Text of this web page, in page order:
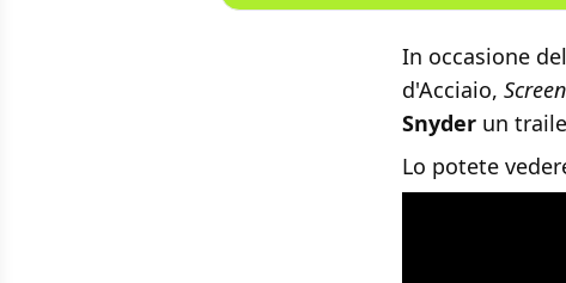
In occasione
d'Acciaio,
Snyder un
Lo potete